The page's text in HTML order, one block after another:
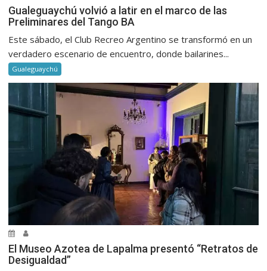
Gualeguaychú volvió a latir en el marco de las
Preliminares del Tango BA
Este sábado, el Club Recreo Argentino se transformó en un
verdadero escenario de encuentro, donde bailarines...
Gualeguaychú
El Museo Azotea de Lapalma presentó “Retratos de
Desigualdad”